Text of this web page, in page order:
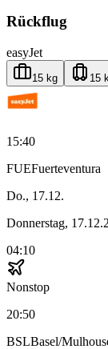
Rückflug
easyJet
15 kg 15
15:40
FUEFuerteventura
Do., 17.12.
Donnerstag,
04:10
Nonstop
20:50
BSLBasel/